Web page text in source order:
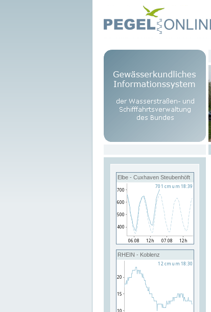
Elbe - Cuxhaven Steubenhöft
RHEIN - Koblenz